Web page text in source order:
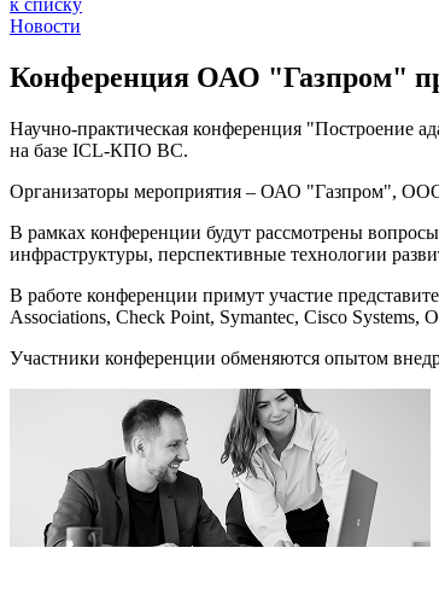
к списку
Новости
Конференция ОАО "Газпром"
Научно-практическая конференция "Построение
на базе ICL-КПО ВС.
Организаторы мероприятия – ОАО "Газпром",
В рамках конференции будут рассмотрены
инфраструктуры, перспективные технологии
В работе конференции примут участие
Associations, Check Point, Symantec, Cisco Systems,
Участники конференции обменяются опытом